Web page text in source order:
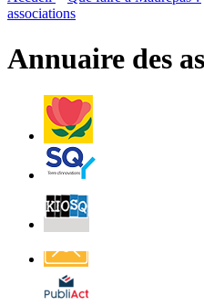
associations
Annuaire des
Villes
et
Villages
Fleuris
Saint-
Quentin
Billetterie
Affichage
légal